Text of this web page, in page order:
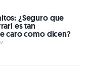
¿Seguro que
es tan
caro como dicen?